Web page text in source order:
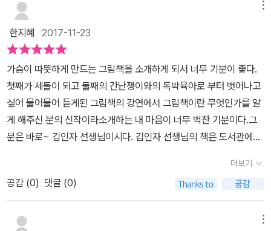
니는 예민하다.나도 예민하다.많이 먹는 건 안 똑같아서 다행이다.
[나는 할머니를 지키는 씩씩한 대장이에요.할머니는 나의 영원한 대
장이에요. -본문 중에서-] 내 할머니도 몇 달 전까지는 혼자서도 씩
씩하게 척척해내는 대장이었다. 유치원도 가기전의 나에게 라면을 먹
였을 정도로 어려웠던 우리 집안의 대장이었다. 초등학교 2학년 때는
시험기간이 다가오면 바쁜 엄마를 대신해 내 공부를 도와주던 대장이
었다. 하지만 지금은 밥을 먹었음에도 안 먹었다며 밥 타령하는, 말을
안 들어서 내 엄마의 언성이 높아지게 하는 우리 집 막내다.
한지혜 2017-11-23
가슴이 따뜻하게 만드는 그림책을 소개하게 되서 너무 기분이 좋다.
첫째가 세돌이 되고 둘째의 간난쟁이와의 독박육아로 부터 벗어나고
싶어 물어물어 듣게된 그림책의 강연에서 그림책이란 무엇인가를 알
게 해주신 분의 신작이라소개하는 내 마음이 너무 벅찬 기분이다.그
분은 바로~ 김인자 선생님이시다. 김인자 선생님의 책은 도서관에
하게 만드는 묘약이 책 곳곳에 있어 찾는 재미도 솔솔하다.특히 이번
[나는 할머니 대장]의 경우 '작가의 말'을 먼저 읽지 않고,아이와 함께
그림과 책읽기 부터 시작을 한 후 조용히 '작가의 말'을 다시 읽고그림
과 책읽기를 하니, 가슴이 더욱 뭉클함이 전해져왔다. 밝은 표정의 할
더보기
공감 (0) 댓글 (0)